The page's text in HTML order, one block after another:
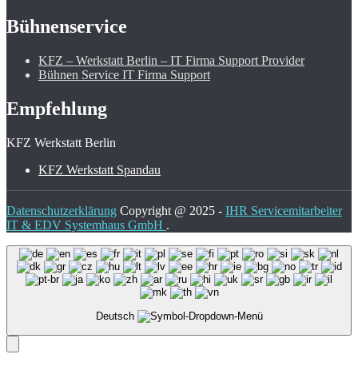
Bühnenservice
KFZ – Werkstatt Berlin – IT Firma Support Provider
Bühnen Service IT Firma Support
Empfehlung
KFZ Werkstatt Berlin
KFZ Werkstatt Spandau
Datenschutzerklärung Copyright @ 2025 - IHR Servicemitarbeiter
IT & EDV Systemhaus GmbH .
Deutsch